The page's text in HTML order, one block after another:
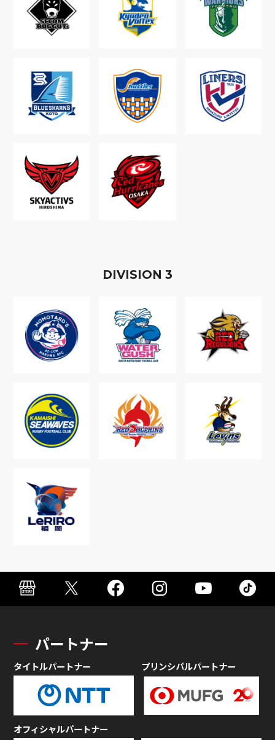
DIVISION 3
パートナー
タイトルパートナー プリンシパルパートナー
オフィシャルパートナー